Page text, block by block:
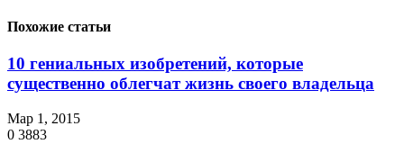
Похожие статьи
10 гениальных изобретений, которые
существенно облегчат жизнь своего владельца
Мар 1, 2015
0 3883